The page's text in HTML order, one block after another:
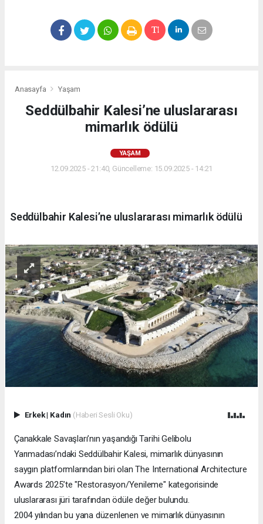
Anasayfa Yaşam
Seddülbahir Kalesi’ne uluslararası
mimarlık ödülü
YAŞAM
12.09.2025 - 21:40, Güncelleme: 15.09.2025 - 14:21
Seddülbahir Kalesi’ne uluslararası mimarlık ödülü
Erkek| Kadın (Haberi Sesli Oku)
Çanakkale Savaşları’nın yaşandığı Tarihi Gelibolu
Yarımadası’ndaki Seddülbahir Kalesi, mimarlık dünyasının
saygın platformlarından biri olan The International Architecture
Awards 2025’te "Restorasyon/Yenileme" kategorisinde
uluslararası jüri tarafından ödüle değer bulundu.
2004 yılından bu yana düzenlenen ve mimarlık dünyasının